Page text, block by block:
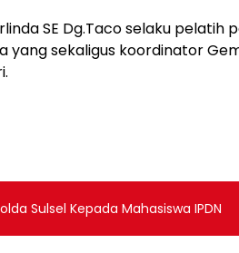
SE Dg.Taco selaku pelatih
yang sekaligus koordinator
Sulsel Kepada Mahasiswa IPDN